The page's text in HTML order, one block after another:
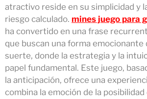
atractivo reside en su simplicidad y
riesgo calculado. mines juego para
ha convertido en una frase
que buscan una forma emocionante
suerte, donde la estrategia y la
papel fundamental. Este juego,
la anticipación, ofrece una
combina la emoción de la posibilidad